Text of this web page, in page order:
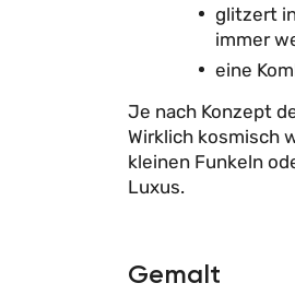
glitzert
immer
eine
Je nach Konzept
Wirklich kosmisch
kleinen Funkeln
Luxus.
Gemalt